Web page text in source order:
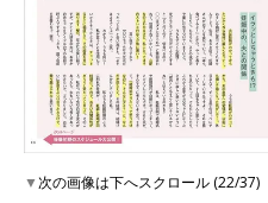
▼次の画像は下へスクロール (22/37)